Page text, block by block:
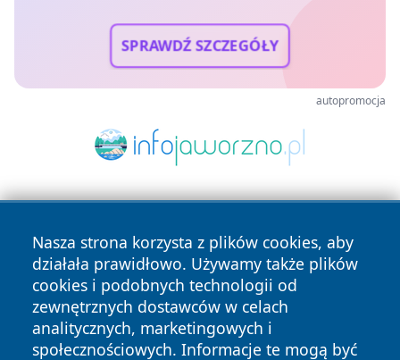
SPRAWDŹ SZCZEGÓŁY
autopromocja
Nasza strona korzysta z plików cookies, aby
działała prawidłowo. Używamy także plików
cookies i podobnych technologii od
zewnętrznych dostawców w celach
analitycznych, marketingowych i
społecznościowych. Informacje te mogą być
Copyright © 2026 ciechanowski24.pl Wszystkie prawa
zastrzeżone.